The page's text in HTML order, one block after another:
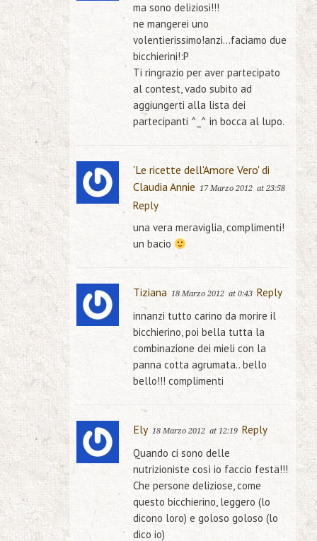
ma sono deliziosi!!!
ne mangerei uno
volentierissimo!anzi…faciamo due
bicchierini!:P
Ti ringrazio per aver partecipato
al contest, vado subito ad
aggiungerti alla lista dei
partecipanti ^_^ in bocca al lupo.
'Le ricette dell'Amore Vero' di
Claudia Annie 17 Marzo 2012 at 23:58
Reply
una vera meraviglia, complimenti!
un bacio
Tiziana 18 Marzo 2012 at 0:43 Reply
innanzi tutto carino da morire il
bicchierino, poi bella tutta la
combinazione dei mieli con la
panna cotta agrumata.. bello
bello!!! complimenti
Ely 18 Marzo 2012 at 12:19 Reply
Quando ci sono delle
nutrizioniste così io faccio festa!!!
Che persone deliziose, come
questo bicchierino, leggero (lo
dicono loro) e goloso goloso (lo
dico io)